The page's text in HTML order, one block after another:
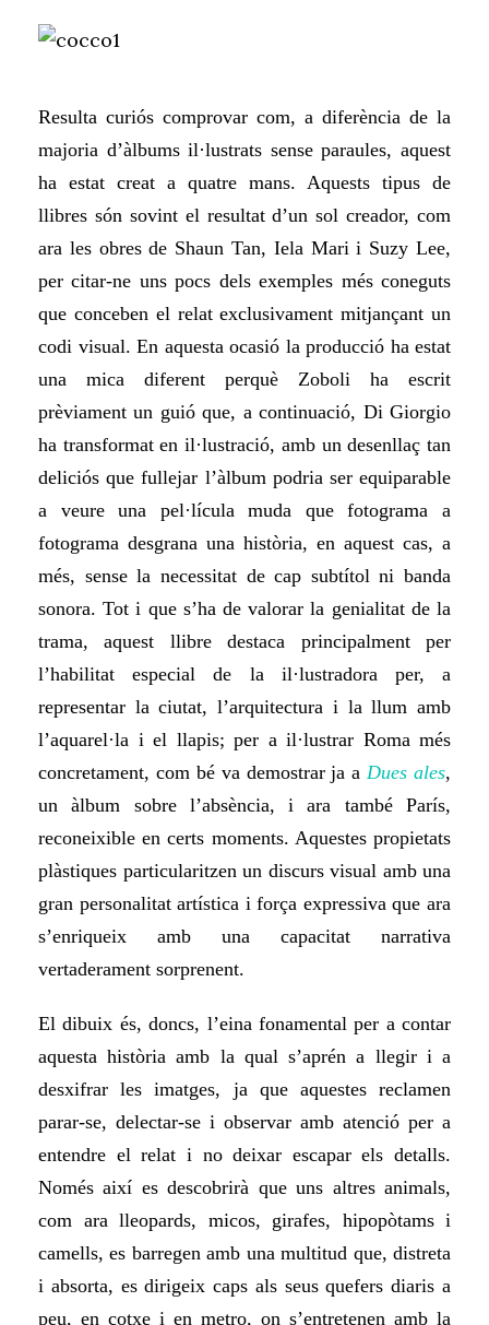
Resulta curiós comprovar com, a diferència de la
majoria d’àlbums il·lustrats sense paraules, aquest
ha estat creat a quatre mans. Aquests tipus de
llibres són sovint el resultat d’un sol creador, com
ara les obres de Shaun Tan, Iela Mari i Suzy Lee,
per citar-ne uns pocs dels exemples més coneguts
que conceben el relat exclusivament mitjançant un
codi visual. En aquesta ocasió la producció ha estat
una mica diferent perquè Zoboli ha escrit
prèviament un guió que, a continuació, Di Giorgio
ha transformat en il·lustració, amb un desenllaç tan
deliciós que fullejar l’àlbum podria ser equiparable
a veure una pel·lícula muda que fotograma a
fotograma desgrana una història, en aquest cas, a
més, sensela necessitat de cap subtítol ni banda
sonora. Tot i que s’ha de valorar la genialitat de la
trama, aquest llibre destaca principalment per
l’habilitat especial de la il·lustradora per, a
representar la ciutat, l’arquitectura i la llum amb
l’aquarel·la i el llapis; per a il·lustrar Roma més
concretament, com bé va demostrar ja aDues ales,
un àlbum sobre l’absència, i ara també París,
reconeixible en certs moments. Aquestes propietats
plàstiques particularitzen un discurs visual amb una
gran personalitat artística i força expressiva que ara
s’enriqueix amb una capacitat narrativa
vertaderament sorprenent.
El dibuix és, doncs, l’eina fonamental per a contar
aquesta història amb la qual s’aprén a llegir i a
desxifrar les imatges, ja que aquestes reclamen
parar-se, delectar-se i observar amb atenció per a
entendre el relat i no deixar escapar els detalls.
Només així es descobrirà que uns altresanimals,
com ara lleopards, micos, girafes, hipopòtams i
camells, es barregen amb una multitud que, distreta
i absorta, es dirigeix caps als seus quefers diaris a
peu, en cotxe i en metro, on s’entretenen amb la